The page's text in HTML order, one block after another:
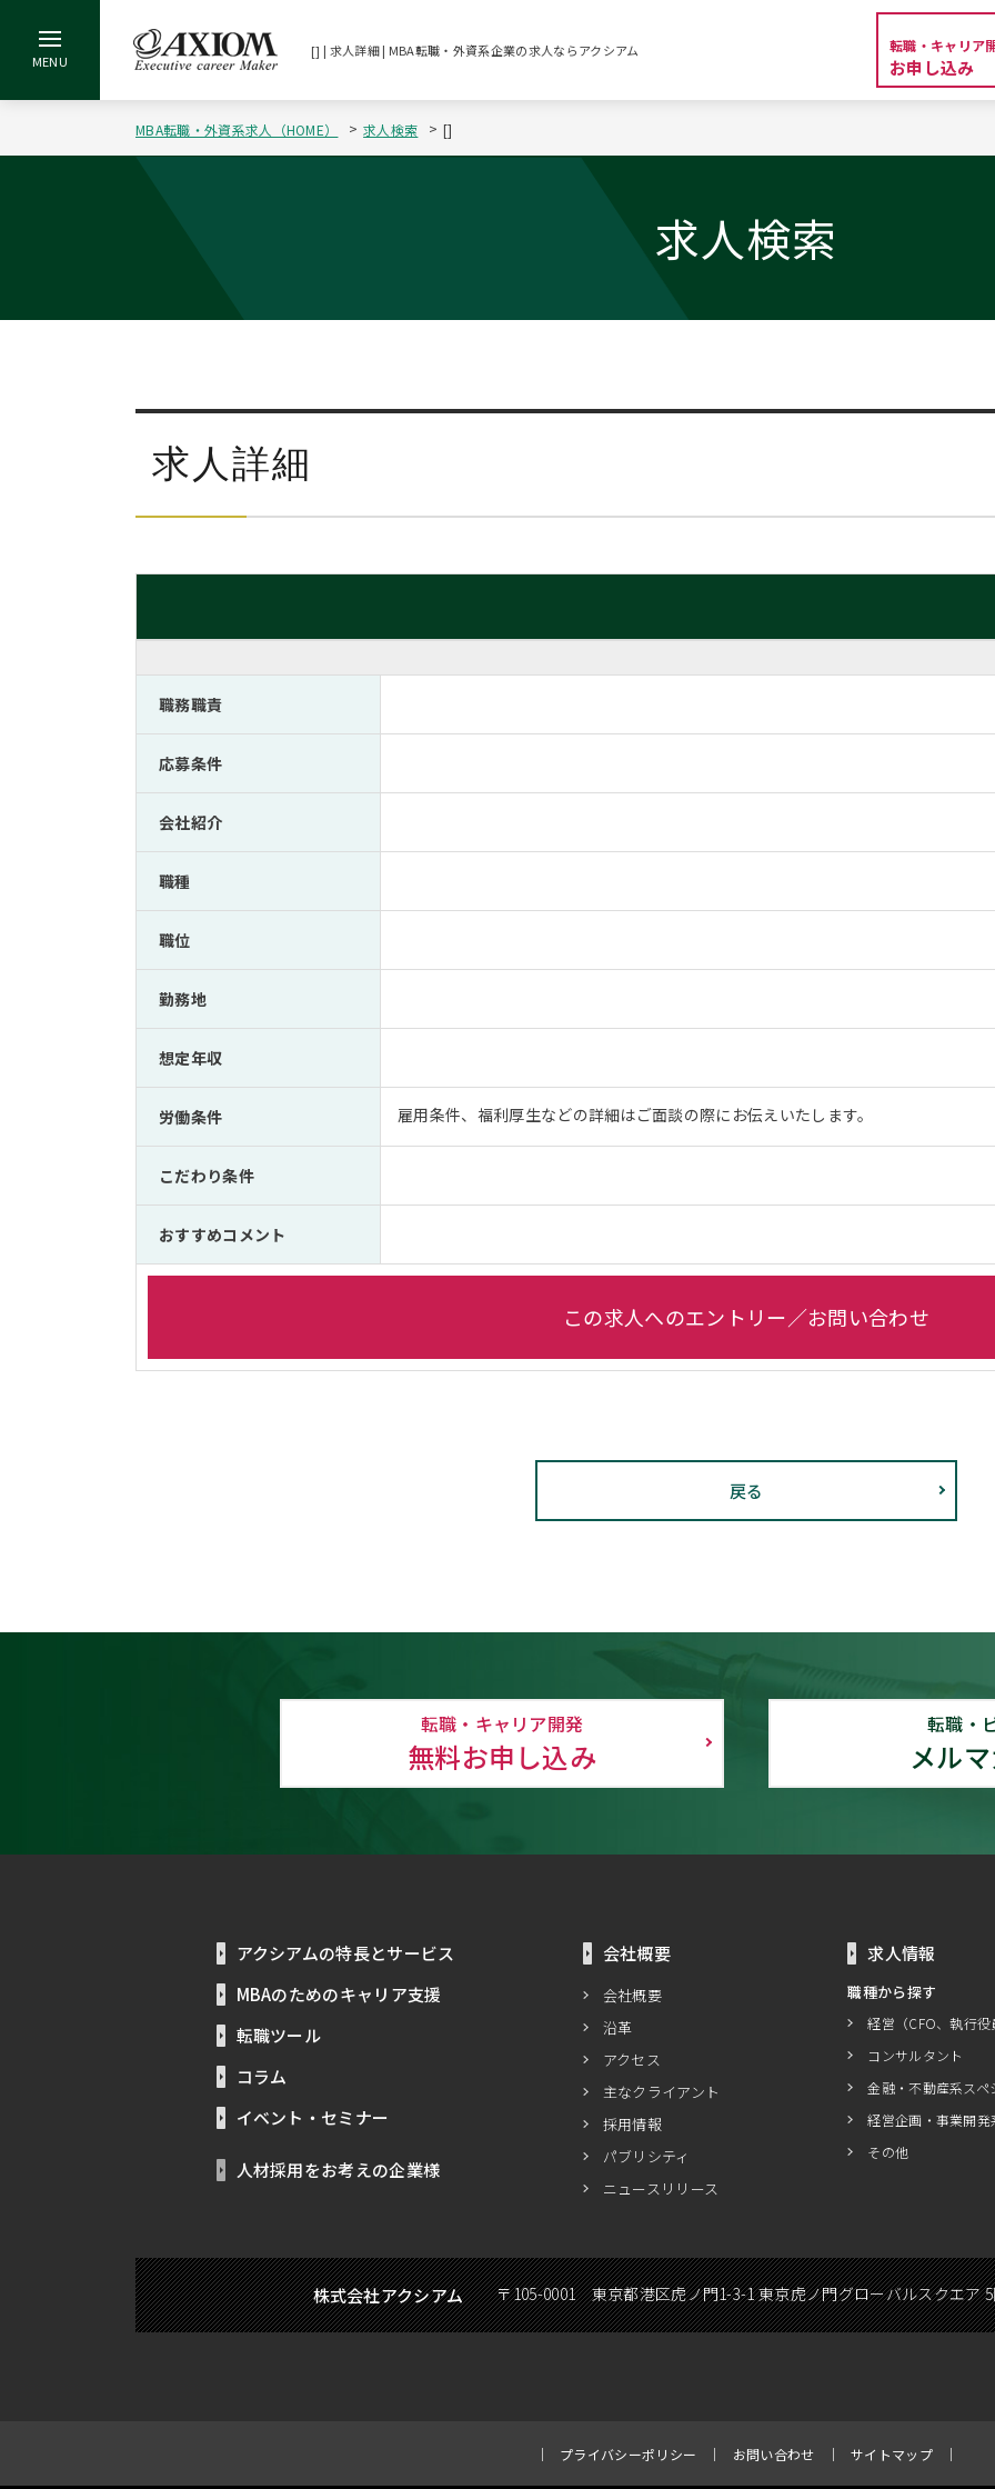
[] | 求人詳細 | MBA転職・外資系企業の求人ならアクシアム 転職・キャリア
お申し込み
MBA転職・外資系求人（HOME） 求人検索 []
求人検索
求人詳細
職務職責
応募条件
会社紹介
職種
職位
勤務地
想定年収
労働条件 雇用条件、福利厚生などの詳細はご面談の際にお伝えいたします。
こだわり条件
おすすめコメント
この求人へのエントリー／お問い合わせ
戻る
転職・キャリア開発
無料お申し込み
転職・
メル
アクシアムの特長とサービス
MBAのためのキャリア支援
転職ツール
コラム
イベント・セミナー
人材採用をお考えの企業様
会社概要
会社概要
沿革
アクセス
主なクライアント
採用情報
パブリシティ
ニュースリリース
求人情報
職種から探す
経営（CFO、執行役
コンサルタント
金融・不動産系スペ
経営企画・事業開発
その他
株式会社アクシアム 〒105-0001 東京都港区虎ノ門1-3-1 東京虎ノ門グローバルスクエア
プライバシーポリシー お問い合わせ サイトマップ